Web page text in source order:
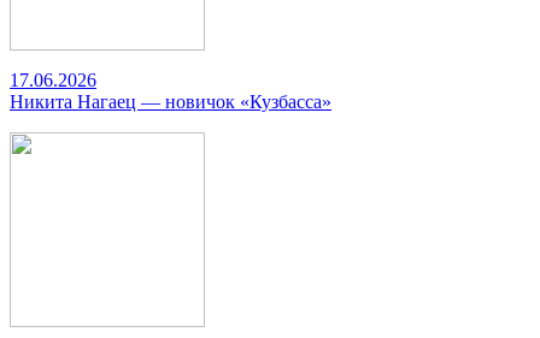
17.06.2026
Никита Нагаец — новичок «Кузбасса»